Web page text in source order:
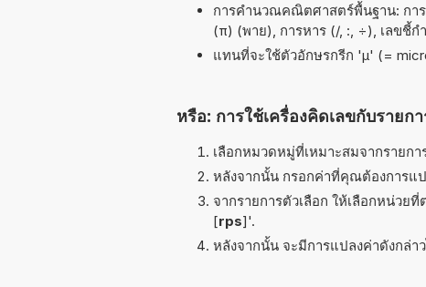
การคำนวณคณิตศาสตร์พื้นฐาน: กา
(π) (พาย), การหาร (/, :, ÷), เลขชี้
แทนที่จะใช้ตัวอักษรกรีก 'µ' (=
หรือ: การใช้เครื่องคิดเลขกับรายก
เลือกหมวดหมู่ที่เหมาะสมจากรายก
หลังจากนั้น กรอกค่าที่คุณต้องการแ
จากรายการตัวเลือก ให้เลือกหน่ว
[rps]'.
หลังจากนั้น จะมีการแปลงค่าดังกล่า